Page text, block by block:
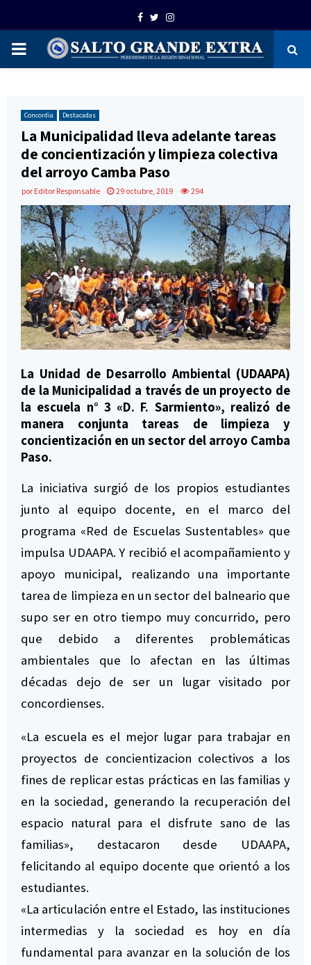
Facebook
TwitterInstagram
PRIMARY
Concordia Destacadas
La Municipalidad lleva adelante tareas
de concientización y limpieza colectiva
del arroyo Camba Paso
por Editor Responsable 29 octubre, 2019 294
La Unidad de Desarrollo Ambiental (UDAAPA)
de la Municipalidad a través de un proyecto de
la escuela n° 3 «D. F. Sarmiento», realizó de
manera conjunta tareas de limpieza y
concientización en un sector del arroyo Camba
Paso.
La iniciativa surgió de los propios estudiantes
junto al equipo docente, en el marco del
programa «Red de Escuelas Sustentables» que
impulsa UDAAPA. Y recibió el acompañamiento y
apoyo municipal, realizando una importante
tarea de limpieza en un sector del balneario que
supo ser en otro tiempo muy concurrido, pero
que debido a diferentes problemáticas
ambientales que lo afectan en las últimas
décadas dejo de ser un lugar visitado por
concordienses.
«La escuela es el mejor lugar para trabajar en
proyectos de concientizacion colectivos a los
fines de replicar estas prácticas en las familias y
en la sociedad, generando la recuperación del
espacio natural para el disfrute sano de las
familias», destacaron desde UDAAPA,
felicitando al equipo docente que orientó a los
estudiantes.
«La articulación entre el Estado, las instituciones
intermedias y la sociedad es hoy en día
fundamental para avanzar en la solución de los